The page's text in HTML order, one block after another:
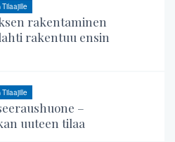
Tilaajille
rakentaminen
rakentuu ensin
Tilaajille
–
uuteen tilaa